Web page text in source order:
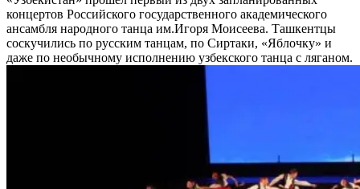
концертов Российского государственного академического
ансамбля народного танца им.Игоря Моисеева. Ташкентцы
соскучились по русским танцам, по Сиртаки, «Яблочку» и
даже по необычному исполнению узбекского танца с ляганом.